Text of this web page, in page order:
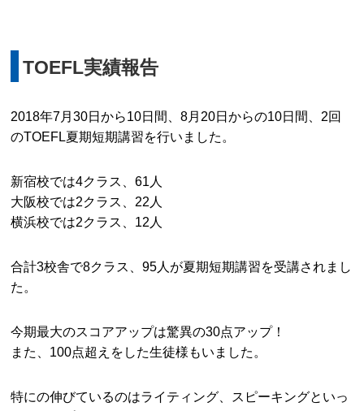
TOEFL実績報告
2018年7月30日から10日間、8月20日からの10日間、2回
のTOEFL夏期短期講習を行いました。
新宿校では4クラス、61人
大阪校では2クラス、22人
横浜校では2クラス、12人
合計3校舎で8クラス、95人が夏期短期講習を受講されまし
た。
今期最大のスコアアップは驚異の30点アップ！
また、100点超えをした生徒様もいました。
特にの伸びているのはライティング、スピーキングといっ